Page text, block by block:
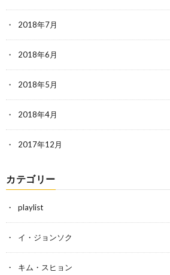
2018年7月
2018年6月
2018年5月
2018年4月
2017年12月
カテゴリー
playlist
イ・ジョンソク
キム・スヒョン